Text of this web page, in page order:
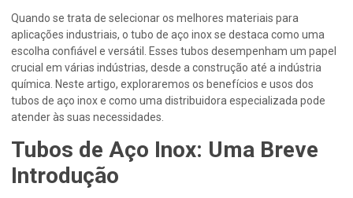
Quando se trata de selecionar os melhores materiais para
aplicações industriais, o tubo de aço inox se destaca como uma
escolha confiável e versátil. Esses tubos desempenham um papel
crucial em várias indústrias, desde a construção até a indústria
química. Neste artigo, exploraremos os benefícios e usos dos
tubos de aço inox e como uma distribuidora especializada pode
atender às suas necessidades.
Tubos de Aço Inox: Uma Breve
Introdução